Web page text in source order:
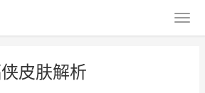
皮肤解析